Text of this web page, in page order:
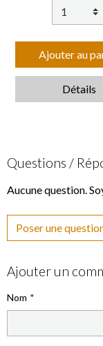
Ajouter au
Détails
Questions /
Aucune question.
Poser une
Ajouter un
Nom